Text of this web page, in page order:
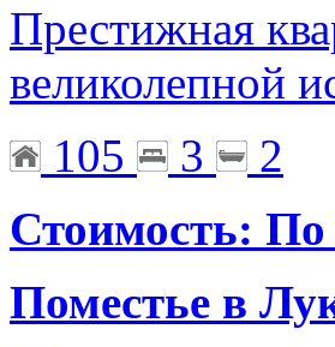
Престижная
великолепной
105
3
2
Стоимость: По
Поместье в